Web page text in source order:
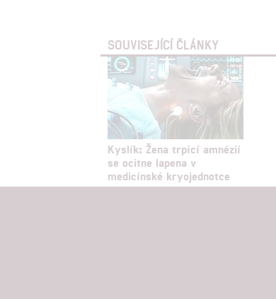
SOUVISEJÍCÍ ČLÁNKY
Kyslík: Žena trpící amnézií
se ocitne lapena v
medicínské kryojednotce